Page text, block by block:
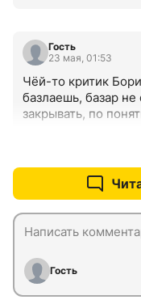
Гость
23 мая, 01:53
Чёй-то критик
базлаешь, базар
закрывать, по
Гость